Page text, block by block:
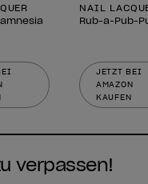
NAIL
Rub-a-Pub-
JETZT BEI
AMAZON
KAUFEN
verpassen!